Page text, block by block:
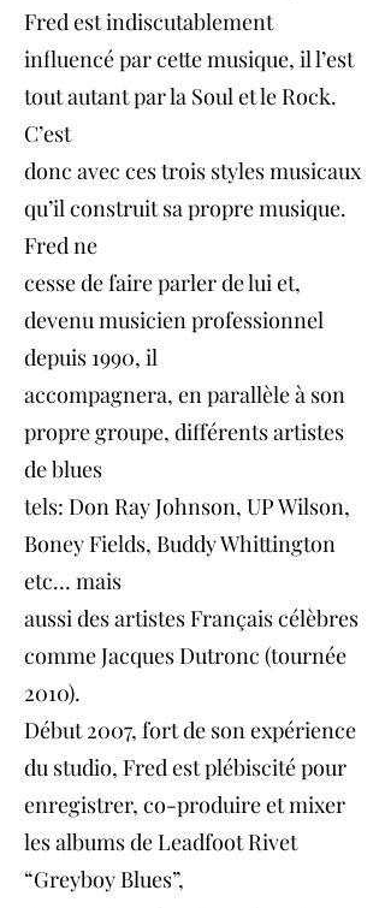
Fred est indiscutablement
influencé par cette musique, il l’est
tout autant par la Soul et le Rock.
C’est
donc avec ces trois styles musicaux
qu’il construit sa propre musique.
Fred ne
cesse de faire parler de lui et,
devenu musicien professionnel
depuis 1990, il
accompagnera, en parallèle à son
propre groupe, différents artistes
de blues
tels: Don Ray Johnson, UP Wilson,
Boney Fields, Buddy Whittington
etc… mais
aussi des artistes Français célèbres
comme Jacques Dutronc (tournée
2010).
Début 2007, fort de son expérience
du studio, Fred est plébiscité pour
enregistrer, co-produire et mixer
les albums de Leadfoot Rivet
“Greyboy Blues”,